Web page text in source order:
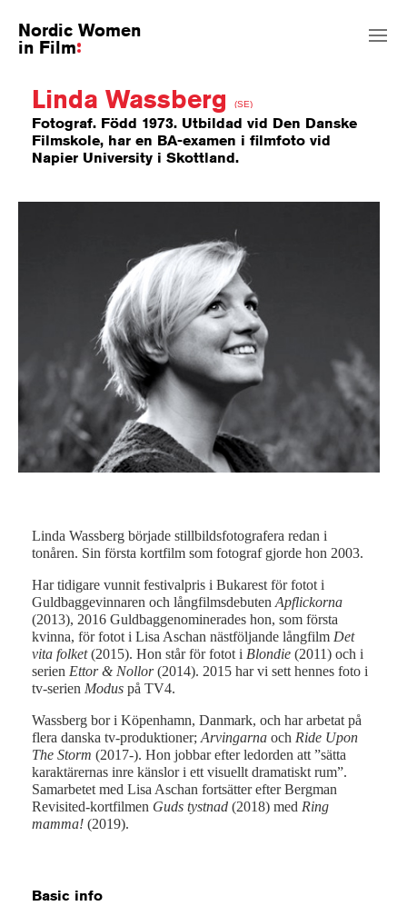
Nordic Women
in Film
Linda Wassberg (SE)
Fotograf. Född 1973. Utbildad vid Den Danske
Filmskole, har en BA-examen i filmfoto vid
Napier University i Skottland.
Linda Wassberg började stillbildsfotografera redan i
tonåren. Sin första kortfilm som fotograf gjorde hon 2003.
Har tidigare vunnit festivalpris i Bukarest för fotot i
Guldbaggevinnaren och långfilmsdebuten Apflickorna
(2013), 2016 Guldbaggenominerades hon, som första
kvinna, för fotot i Lisa Aschan nästföljande långfilm Det
vita folket(2015). Hon står för fotot i Blondie (2011) och i
serien Ettor & Nollor(2014). 2015 har vi sett hennes foto i
tv-serien Modus på TV4.
Wassberg bor i Köpenhamn, Danmark, och har arbetat på
flera danska tv-produktioner; Arvingarna och Ride Upon
The Storm (2017-). Hon jobbar efter ledorden att ”sätta
karaktärernas inre känslor i ett visuellt dramatiskt rum”.
Samarbetet med Lisa Aschan fortsätter efter Bergman
Revisited-kortfilmen Guds tystnad (2018) med Ring
mamma! (2019).
Basic info